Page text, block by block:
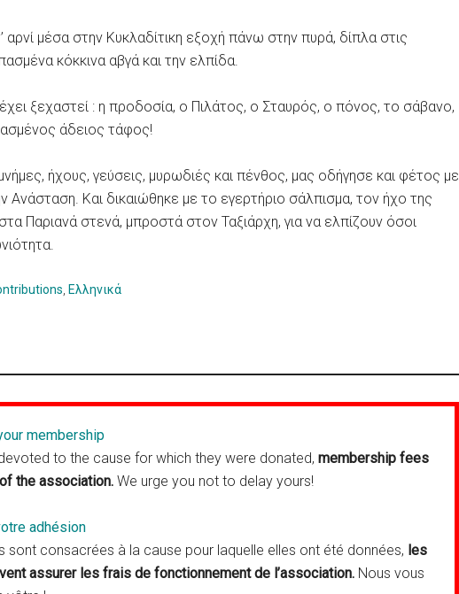
αρνί μέσα στην Κυκλαδίτικη εξοχή πάνω στην πυρά, δίπλα στις
κόκκινα αβγά και την ελπίδα.
ξεχαστεί : η προδοσία, ο Πιλάτος, ο Σταυρός, ο πόνος, το σάβανο,
άδειος τάφος!
ήχους, γεύσεις, μυρωδιές και πένθος, μας οδήγησε και φέτος με
Ανάσταση. Και δικαιώθηκε με το εγερτήριο σάλπισμα, τον ήχο της
Παριανά στενά, μπροστά στον Ταξιάρχη, για να ελπίζουν όσοι
Ελληνικά
membership
to the cause for which they were donated, membership fees
the association. We urge you not to delay yours!
adhésion
sont consacrées à la cause pour laquelle elles ont été données, les
assurer les frais de fonctionnement de l’association. Nous vous